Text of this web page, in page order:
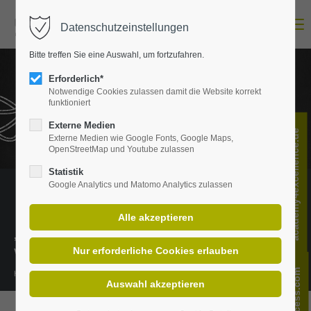
Login
Passwort
Anmelden
Lost your password?
Support
Lorem ipsum dolor sit amet:
„Wissen ist das richtige Verständnis
von Informationen.“
Henning Mankell
academy4excellence.de
Datenschutzeinstellungen
Bitte treffen Sie eine Auswahl, um fortzufahren.
Erforderlich*
Notwendige Cookies zulassen damit die Website korrekt
funktioniert
Externe Medien
Externe Medien wie Google Fonts, Google Maps,
OpenStreetMap und Youtube zulassen
Statistik
Google Analytics und Matomo Analytics zulassen